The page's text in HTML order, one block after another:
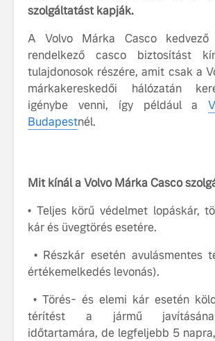
szolgáltatást kapják.
A Volvo Márka Casco kedvező
rendelkező casco biztosítást
tulajdonosok részére, amit csak a
márkakereskedői hálózatán
igénybe venni, így például a
Budapestnél.
Mit kínál a Volvo Márka Casco
• Teljes körű védelmet lopáskár,
kár és üvegtörés esetére.
• Részkár esetén avulásmentes
értékemelkedés levonás).
• Törés- és elemi kár esetén
térítést a jármű
időtartamára, de legfeljebb 5
Volvo élmények a
Lajvér Pikniken
Milliók számára lett
elérhető a Volvo
Car UX élmény
Az új Volvo EX60 új
szintre emeli a
fenntarthatóságot